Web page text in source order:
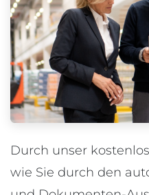
Durch unser
wie Sie durch den